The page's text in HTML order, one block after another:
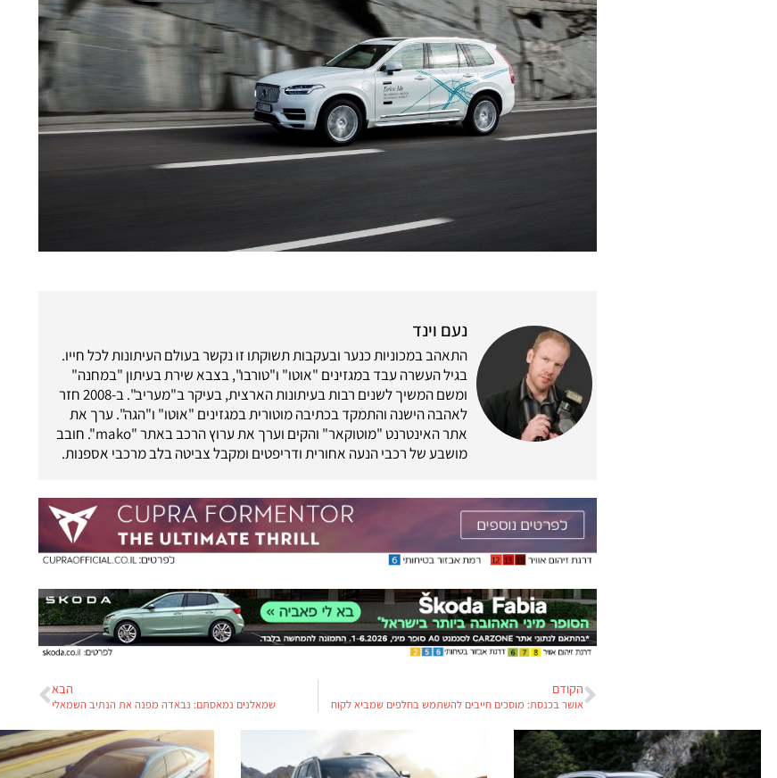
נעם וינד
התאהב במכוניות כנער ובעקבות תשוקתו זו נקשר בעולם העיתונות לכל חייו.
בגיל העשרה עבד במגזינים "אוטו" ו"טורבו", בצבא שירת בעיתון "במחנה"
ומשם המשיך לשנים רבות בעיתונות הארצית, בעיקר ב"מעריב". ב-2008 חזר
לאהבה הישנה והתמקד בכתיבה מוטורית במגזינים "אוטו" ו"הגה". ערך את
אתר האינטרנט "מוטוקאר" והקים וערך את ערוץ הרכב באתר "mako". חובב
מושבע של רכבי הנעה אחורית ודריפטים ומקבל צביטה בלב מרכבי אספנות.
הקודם
אושר בכנסת: מוסכים חייבים להשתמש בחלפים שמביא לקוח
הבא
שמאלנים נמאסתם: נבאדה מפנה את הנתיב השמאלי